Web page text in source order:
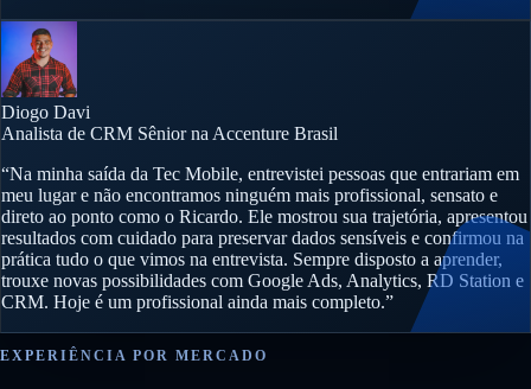
Diogo Davi
Analista de CRM Sênior na Accenture Brasil
“Na minha saída da Tec Mobile, entrevistei pessoas que entrariam em
meu lugar e não encontramos ninguém mais profissional, sensato e
direto ao ponto como o Ricardo. Ele mostrou sua trajetória, apresentou
resultados com cuidado para preservar dados sensíveis e confirmou na
prática tudo o que vimos na entrevista. Sempre disposto a aprender,
trouxe novas possibilidades com Google Ads, Analytics, RD Station e
CRM. Hoje é um profissional ainda mais completo.”
EXPERIÊNCIA POR MERCADO